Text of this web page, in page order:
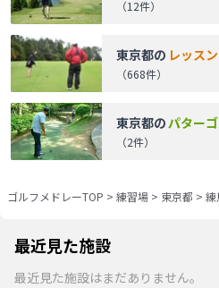
（12件）
東京都の レッスン
（668件）
東京都のパター
（2件）
ゴルフメドレーTOP > 練習場 > 東京都 > 練
最近見た施設
最近見た施設はまだありません。